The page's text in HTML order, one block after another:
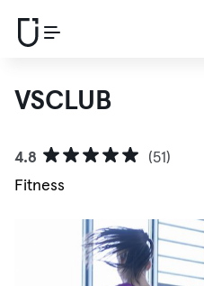
VSCLUB
4.8
(51)
Fitness